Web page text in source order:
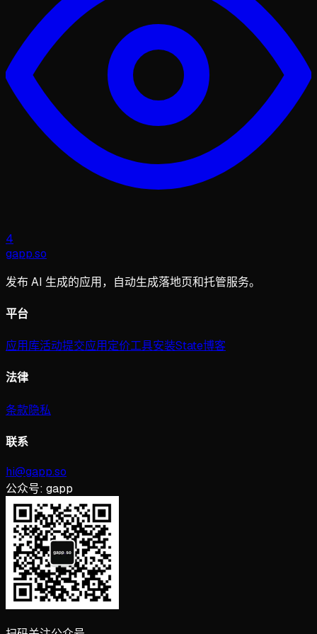
4
gapp.so
发布 AI 生成的应用，自动生成落地页和托管服务。
平台
应用库活动提交应用定价工具安装State博客
法律
条款隐私
联系
hi@gapp.so
公众号: gapp